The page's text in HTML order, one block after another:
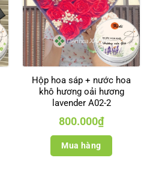
Hộp hoa sáp + nước hoa
khô hương oải hương
lavender A02-2
800.000₫
Mua hàng